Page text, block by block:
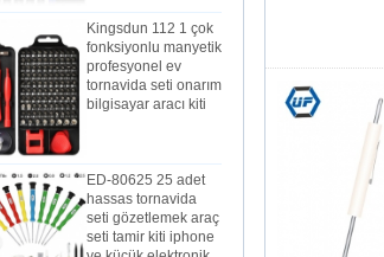
fonksiyonlu manyetik
profesyonel ev
tornavida seti onarım
bilgisayar aracı kiti
hassas tornavida
seti gözetlemek araç
seti tamir kiti iphone
ve küçük elektronik
ürünler için